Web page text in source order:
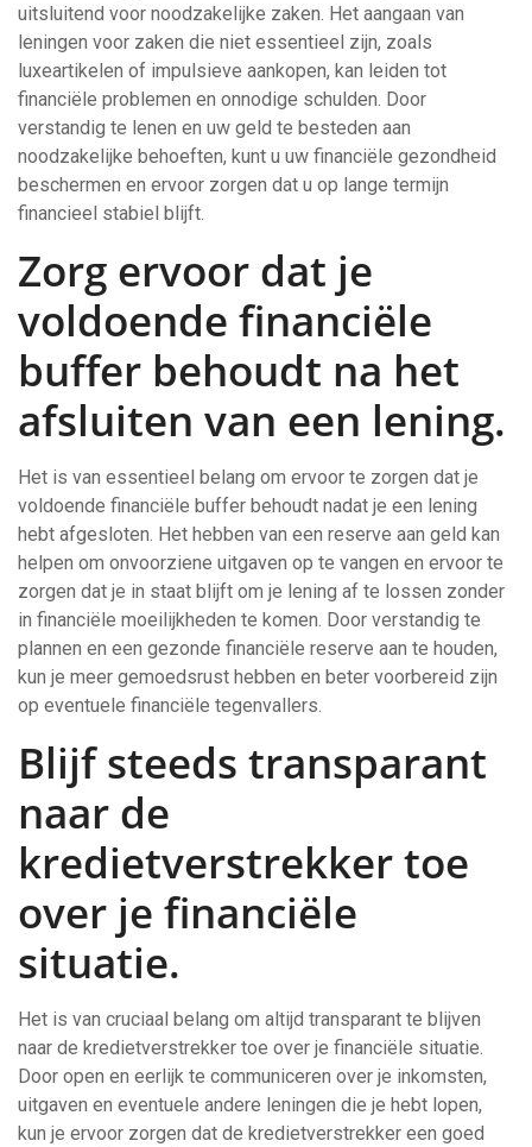
uitsluitend voor noodzakelijke zaken. Het aangaan van
leningen voor zaken die niet essentieel zijn, zoals
luxeartikelen of impulsieve aankopen, kan leiden tot
financiële problemen en onnodige schulden. Door
verstandig te lenen en uw geld te besteden aan
noodzakelijke behoeften, kunt u uw financiële gezondheid
beschermen en ervoor zorgen dat u op lange termijn
financieel stabiel blijft.
Zorg ervoor dat je
voldoende financiële
buffer behoudt na het
afsluiten van een lening.
Het is van essentieel belang om ervoor te zorgen dat je
voldoende financiële buffer behoudt nadat je een lening
hebt afgesloten. Het hebben van een reserve aan geld kan
helpen om onvoorziene uitgaven op te vangen en ervoor te
zorgen dat je in staat blijft om je lening af te lossen zonder
in financiële moeilijkheden te komen. Door verstandig te
plannen en een gezonde financiële reserve aan te houden,
kun je meer gemoedsrust hebben en beter voorbereid zijn
op eventuele financiële tegenvallers.
Blijf steeds transparant
naar de
kredietverstrekker toe
over je financiële
situatie.
Het is van cruciaal belang om altijd transparant te blijven
naar de kredietverstrekker toe over je financiële situatie.
Door open en eerlijk te communiceren over je inkomsten,
uitgaven en eventuele andere leningen die je hebt lopen,
kun je ervoor zorgen dat de kredietverstrekker een goed